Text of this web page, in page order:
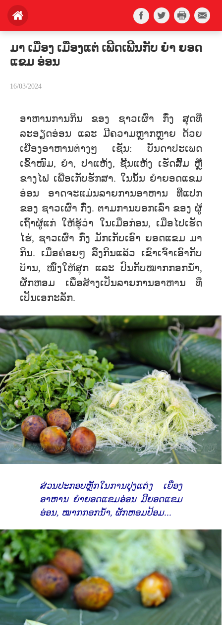
ມາ ເມືອງ ເມືອງແຕ່ ເພີດເພີນກັບ ຍຳ ຍອດ
ແຂມ ອ່ອນ
16/03/2024
ອາຫານການກິນ ​ຂອງ​ ຊາວ​ເຜົ່າ ກົ໋ງ ສຸດທີ່
ລະອຽດອ່ອນ ແລະ ມີຄວາມຫຼາກຫຼາຍ​ ດ້ວຍ
ເຍື່ອງອາຫານຕ່າງໆ ເຊ່ັນ: ບັນດາປະເພດ
ເຂົ້າໜົມ, ຍຳ, ປາ​ແຫ້ງ, ຊີ້ນ​ແຫ້ງ ​ເຮັດ​ສົ້ມ​ ຫຼື
ຂາງໄຟ ເພື່ອເກັບ​ຮັກສາ. ໃນນັ້ນ ຍຳຍອດແຂມ
ອ່ອນ ອາດຈະແມ່ນລາຍການອາຫານ ທ່ີແປກ
ຂອງ ຊາວເຜົ່າ ກົ໋ງ. ຕາມການບອກເລົ່າ ຂອງ ​ຜູ້​
ເຖົ້າ​ຜູ້ແກ່ ໃຫ້ຮູ້ວ່າ ​ໃນ​ເມື່ອ​ກ່ອນ, ​ເມື່ອໄປເຮັດ​
ໄຮ່, ຊາວ​ເຜົ່າ ກົ໋ງ ມັກ​ເກັບເອົາ​ ຍອດແຂມ ​ມາ​
ກິນ. ເມື່ອຄ່ອຍໆ ລື້ງກິນແລ້ວ ເຂົາເຈົ້າເອົາກັບ
ບ້ານ, ໜຶ້ງໃຫ້ສຸກ ແລະ ປົນກັບໝາກກອກນໍ້າ,
ຜັກຫອມ ເພື່ອສ້າງເປັນລາຍການອາຫານ ທີ່
ເປັນເອກະລັກ.
ສ່ວນປະກອບຫຼັກໃນການປຸງແຕ່ງ ເຍື່ອງ
ອາຫານ ຍຳຍອດແຂມອ່ອນ ມີຍອດແຂມ
ອ່ອນ, ໝາກກອກນໍ້າ, ຜັກຫອມປ້ອມ...